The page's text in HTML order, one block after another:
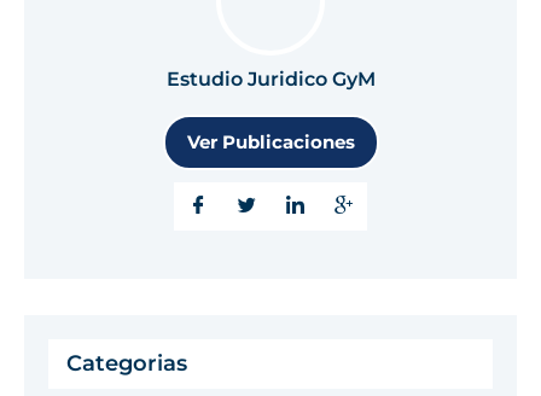
Estudio Juridico GyM
Ver Publicaciones
Categorias